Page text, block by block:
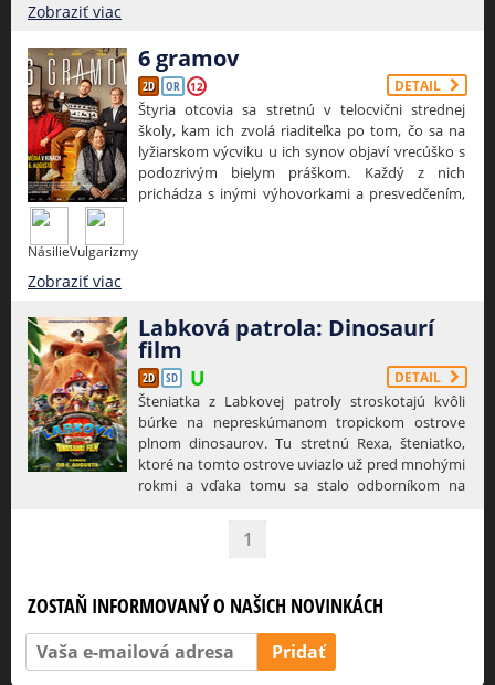
Zobraziť viac
6 gramov
2D OR 12 DETAIL
Štyria otcovia sa stretnú v telocvični strednej
školy, kam ich zvolá riaditeľka po tom, čo sa na
lyžiarskom výcviku u ich synov objaví vrecúško s
podozrivým bielym práškom. Každý z nich
prichádza s inými výhovorkami a presvedčením,
obvinení a čoraz absurdnejších situácií. Jedno
popoludnie, ktoré sa úplne vymkne spod
kontroly všetkým.
NásilieVulgarizmy
Zobraziť viac
Labková patrola: Dinosaurí
film
2D SD DETAIL
Šteniatka z Labkovej patroly stroskotajú kvôli
búrke na nepreskúmanom tropickom ostrove
plnom dinosaurov. Tu stretnú Rexa, šteniatko,
ktoré na tomto ostrove uviazlo už pred mnohými
rokmi a vďaka tomu sa stalo odborníkom na
Labkovej patroly, starosta Humdinger, začne
bezohľadne využívať ostrov na ťažbu jeho
obrovskej a doteraz spiacej sopky. Labková
púatrola je tak vrhnutá do série riskantných
záchranných operácií, ktoré majú dinosaurie
rozmery, sú teda oveľa väčšie než všetko, čo
doteraz zažili.
1
ZOSTAŇ INFORMOVANÝ O NAŠICH NOVINKÁCH